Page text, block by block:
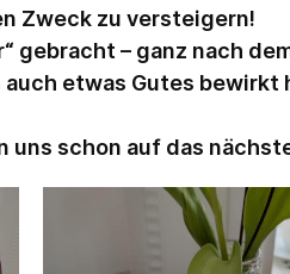
Zweck zu versteigern!
– ganz nach
etwas Gutes bewirkt
uns schon auf das